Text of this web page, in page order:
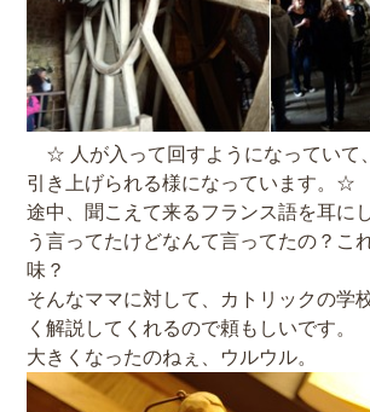
☆ 人が入って回すようになっていて
引き上げられる様になっています。☆
途中、聞こえて来るフランス語を耳に
う言ってたけどなんて言ってたの？こ
味？
そんなママに対して、カトリックの学
く解説してくれるので頼もしいです。
大きくなったのねぇ、ウルウル。